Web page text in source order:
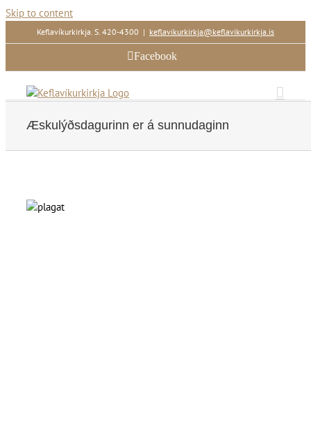
Skip to content
Keflavíkurkirkja. S. 420-4300 | keflavikurkirkja@keflavikurkirkja.is
Facebook
Æskulýðsdagurinn er á sunnudaginn